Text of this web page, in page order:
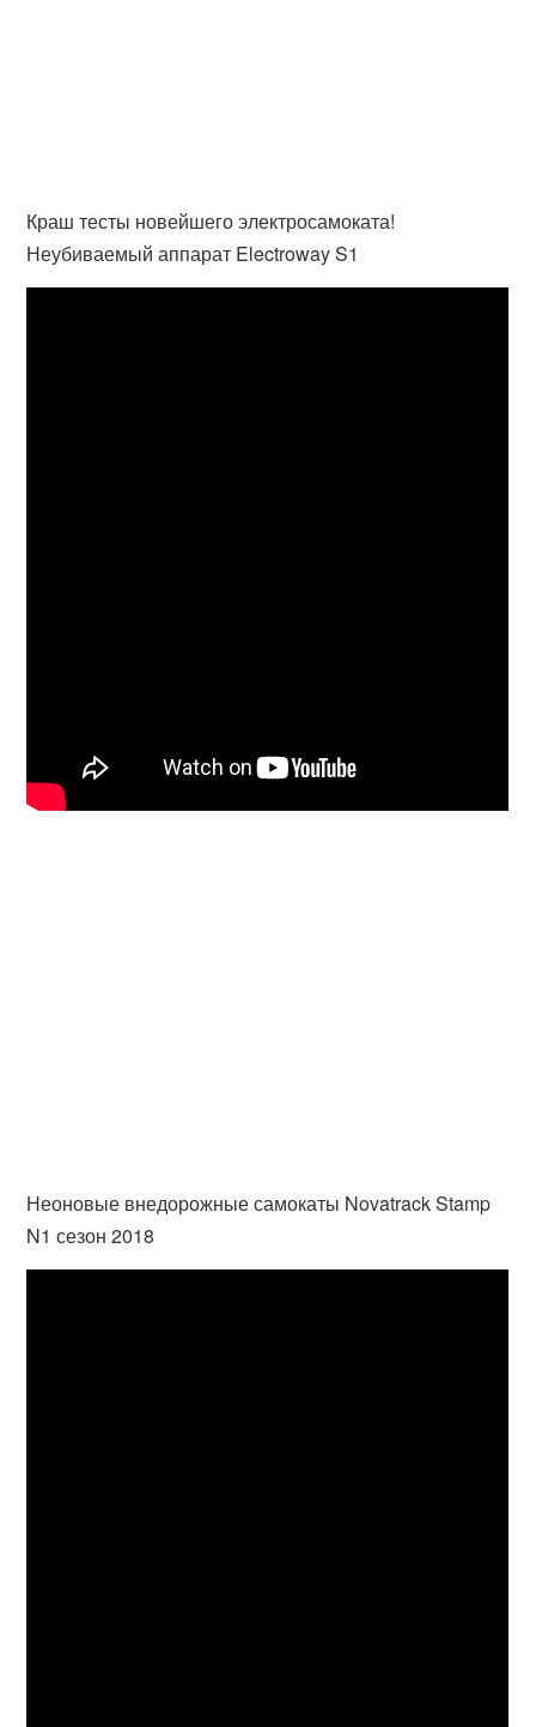
Краш тесты новейшего электросамоката!
Неубиваемый аппарат Electroway S1
Неоновые внедорожные самокаты Novatrack Stamp
N1 сезон 2018